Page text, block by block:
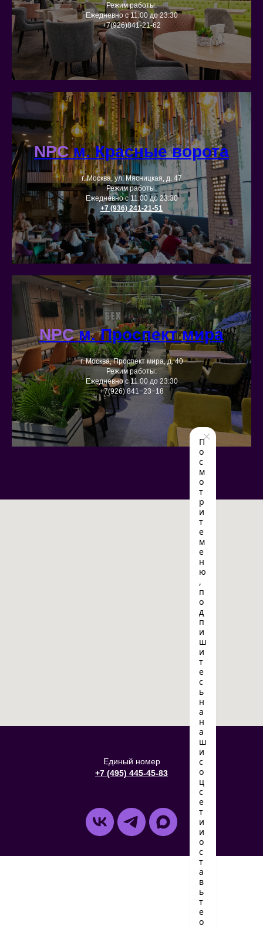
Режим работы:
Ежедневно с 11:00 до 23:30
+7(926)841-21-62
NPCм. Красные ворота
г. Москва, ул. Мясницкая, д. 47
Режим работы:
Ежедневно с 11:00 до 23:30
+7 (936) 241-21-51
NPCм. Проспект мира
г. Москва, Проспект мира, д. 40
Режим работы:
Ежедневно с 11:00 до 23:30
+7(926) 841−23−18
Единый номер
+7 (495) 445-45-83